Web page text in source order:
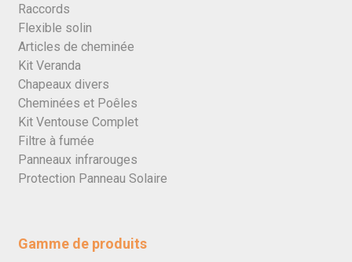
Raccords
Flexible solin
Articles de cheminée
Kit Veranda
Chapeaux divers
Cheminées et Poêles
Kit Ventouse Complet
Filtre à fumée
Panneaux infrarouges
Protection Panneau Solaire
Gamme de produits